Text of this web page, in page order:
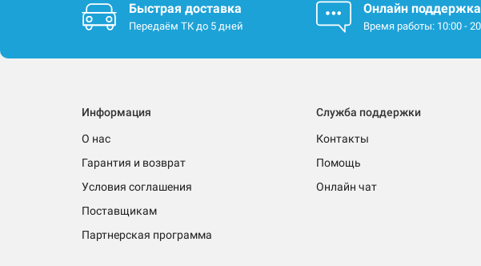
Быстрая доставка
Передаём ТК до 5 дней
Онлайн поддержка
Время работы: 10:00 -
Информация
О нас
Гарантия и возврат
Условия соглашения
Поставщикам
Партнерская программа
Служба поддержки
Контакты
Помощь
Онлайн чат